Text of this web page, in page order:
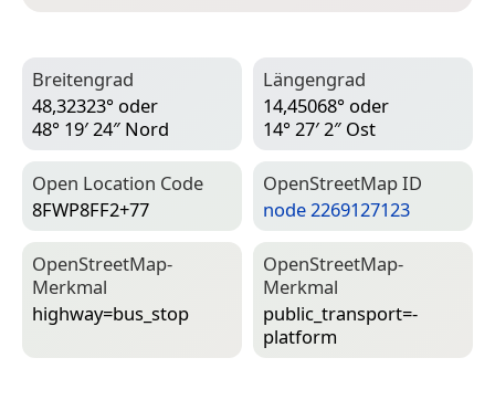
Breitengrad
48,32323° oder
48° 19′ 24″ Nord
Längengrad
14,45068° oder
14° 27′ 2″ Ost
Open Location Code
8FWP8FF2+77
Open­Street­Map ID
node 2269127123
Open­Street­Map-
Merkmal
highway=­bus_stop
Open­Street­Map-
Merkmal
public_transport=­
platform